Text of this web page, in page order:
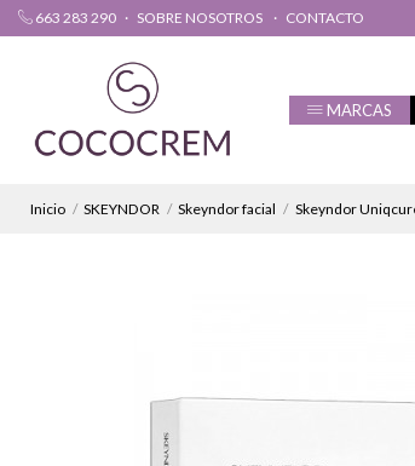
663 283 290 SOBRE NOSOTROS CONTACTO
MARCAS
Inicio SKEYNDOR Skeyndor facial Skeyndor